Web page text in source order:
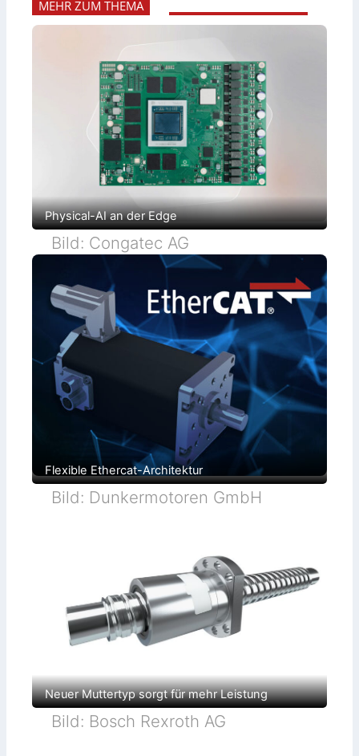
MEHR ZUM THEMA
Physical-AI an der Edge
Bild: Congatec AG
Flexible Ethercat-Architektur
Bild: Dunkermotoren GmbH
Neuer Muttertyp sorgt für mehr Leistung
Bild: Bosch Rexroth AG